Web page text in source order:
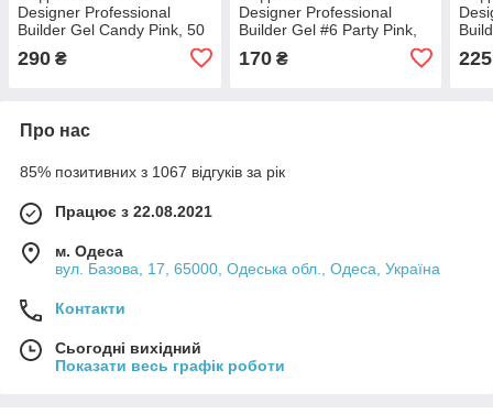
Designer Professional
Builder Gel Candy Pink, 50
290 ₴
Designer Professional
Builder Gel #6 Party Pink,
170₴ 225
Про нас
85% позитивних з 1067 відгуків за рік
Працює з 22.08.2021
м. Одеса
вул. Базова, 17, 65000, Одеська обл., Одеса, Україна
Контакти
Сьогодні вихідний
Показати весь графік роботи